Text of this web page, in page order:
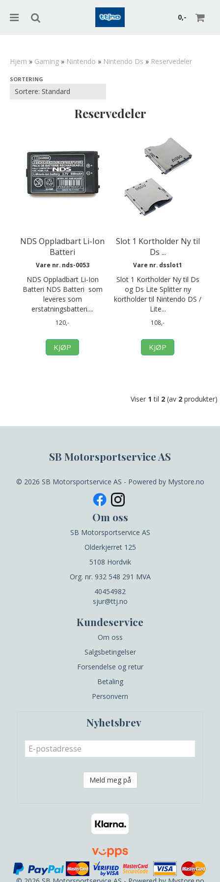
0,-
Hjem » Gaming » Nintendo » Nintendo Ds » Reservedeler
SORTERING
Reservedeler
NDS Oppladbart Li-Ion
Batteri
Vare nr. nds-0053
NDS Oppladbart Li-Ion
Batteri NDS Batteri som
leveres som
erstatningsbatteri....
120,-
KJØP
Slot 1 Kortholder Ny til
Ds ...
Vare nr. dsslot1
Slot 1 Kortholder Ny til Ds
og Ds Lite Splitter ny
kortholder til Nintendo DS /
Lite...
108,-
KJØP
Viser 1 til 2 (av 2 produkter)
SB Motorsportservice AS
© 2026 SB Motorsportservice AS - Powered by Mystore.no
Om oss
SB Motorsportservice AS
Olderkjerret 125
5108 Hordvik
Org. nr. 932 548 291 MVA
40454982
sjur@ttj.no
Kundeservice
Om oss
Salgsbetingelser
Forsendelse og retur
Betaling
Personvern
Nyhetsbrev
Meld meg på